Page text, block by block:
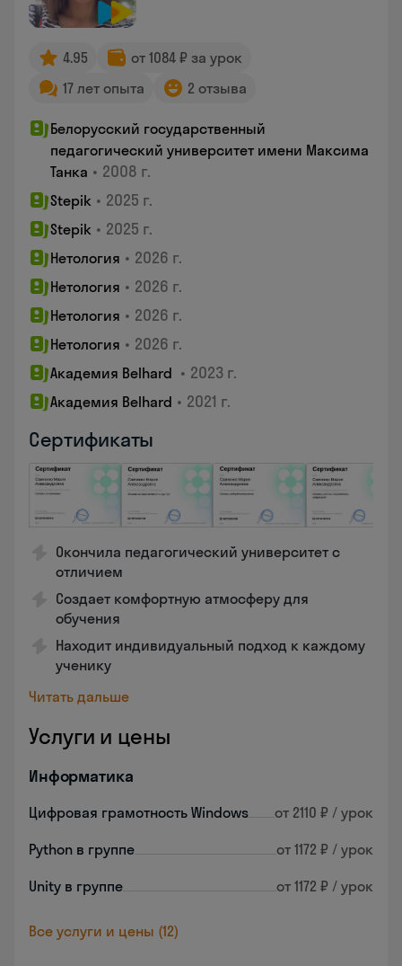
4.95
от 1084 ₽ за урок
17 лет опыта
2 отзыва
Белорусский государственный
педагогический университет имени Максима
Танка • 2008 г.
Stepik • 2025 г.
Stepik • 2025 г.
Нетология • 2026 г.
Нетология • 2026 г.
Нетология • 2026 г.
Нетология • 2026 г.
Академия Belhard • 2023 г.
Академия Belhard • 2021 г.
Сертификаты
Окончила педагогический университет с
отличием
Создает комфортную атмосферу для
обучения
Находит индивидуальный подход к каждому
ученику
Читать дальше
Услуги и цены
Информатика
Цифровая грамотность Windows от 2110 ₽ / урок
Python в группе от 1172 ₽ / урок
Unity в группе от 1172 ₽ / урок
Все услуги и цены (12)